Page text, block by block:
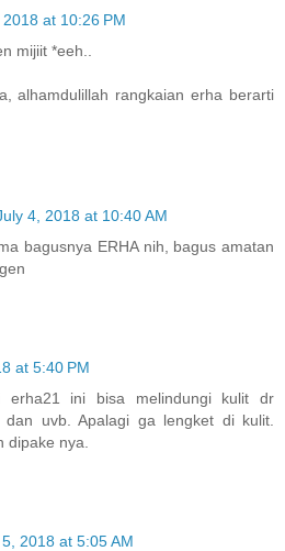
at 10:26 PM
mijiit *eeh..
alhamdulillah rangkaian erha berarti
4, 2018 at 10:40 AM
bagusnya ERHA nih, bagus amatan
at 5:40 PM
ini bisa melindungi kulit dr
uvb. Apalagi ga lengket di kulit.
dipake nya.
2018 at 5:05 AM